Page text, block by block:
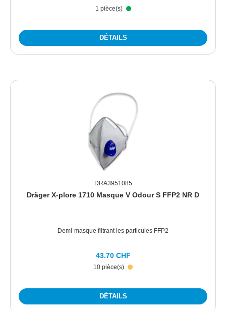
1 pièce(s)
DÉTAILS
DRA3951085
Dräger X-plore 1710 Masque V Odour S FFP2 NR D
Demi-masque filtrant les particules FFP2
10 pièce(s)
43.70 CHF
DÉTAILS